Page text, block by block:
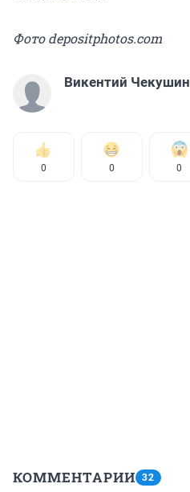
Фото depositphotos.com
Викентий Чекушин
0 0 0
КОММЕНТАРИИ 32